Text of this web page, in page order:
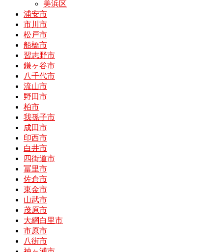
美浜区
浦安市
市川市
松戸市
船橋市
習志野市
鎌ヶ谷市
八千代市
流山市
野田市
柏市
我孫子市
成田市
印西市
白井市
四街道市
冨里市
佐倉市
東金市
山武市
茂原市
大網白里市
市原市
八街市